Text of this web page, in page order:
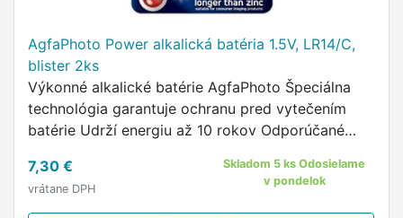
AgfaPhoto Power alkalická batéria 1.5V, LR14/C,
blister 2ks
Výkonné alkalické batérie AgfaPhoto Špeciálna
technológia garantuje ochranu pred vytečením
batérie Udrží energiu až 10 rokov Odporúčané
7,30 €
vrátane DPH
Skladom 5 ks Odosielame
v pondelok